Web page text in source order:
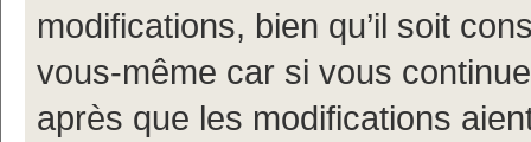
modifications, bien qu’il soit
vous-même car si vous
après que les modifications